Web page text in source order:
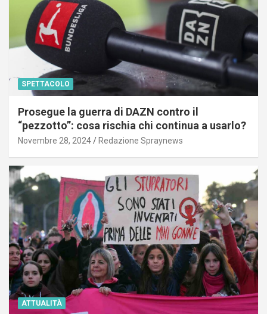
SPETTACOLO
Prosegue la guerra di DAZN contro il
“pezzotto”: cosa rischia chi continua a usarlo?
Novembre 28, 2024 Redazione Spraynews
ATTUALITÀ